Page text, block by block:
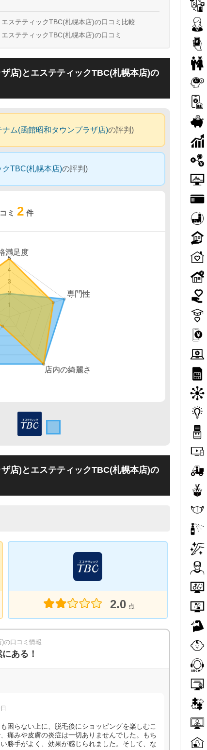
ステティックTBC(札幌本店)の口コミ比較
ステティックTBC(札幌本店)の口コミ
店)とエステティックTBC(札幌本店)の
ナム(函館昭和タウンプラザ店)の評判)
クTBC(札幌本店)の評判)
ミ 2 件
店)とエステティックTBC(札幌本店)の
2.0 点
の口コミ情報
ある！
困らない上に、脱毛後にショッピングを楽しむこ
痛みや皮膚の炎症は一切ありませんでした。もち
勝手がよく、効果が感じられました。そして、な